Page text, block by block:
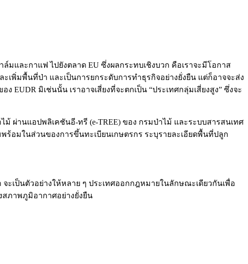
และกาแฟ ไปยังตลาด EU ซึ่งผลกระทบเชิงบวก คือเราจะมีโอกาส
พิ่มพื้นที่ป่า และเป็นการยกระดับการทำธุรกิจอย่างยั่งยืน แต่ก็อาจจะส่ง
มิเช่นนั้น เราอาจเสี่ยงที่จะตกเป็น “ประเทศกลุ่มเสี่ยงสูง” ซึ่งจะ
ผ่านแอปพลิเคชันอี-ทรี (e-TREE) ของ กรมป่าไม้ และระบบสารสนเทศ
อมในส่วนของการขึ้นทะเบียนเกษตรกร ระบุรายละเอียดพื้นที่ปลูก
ะเป็นตัวอย่างให้หลาย ๆ ประเทศออกกฎหมายในลักษณะเดียวกันเพื่อ
ภาพภูมิอากาศอย่างยั่งยืน